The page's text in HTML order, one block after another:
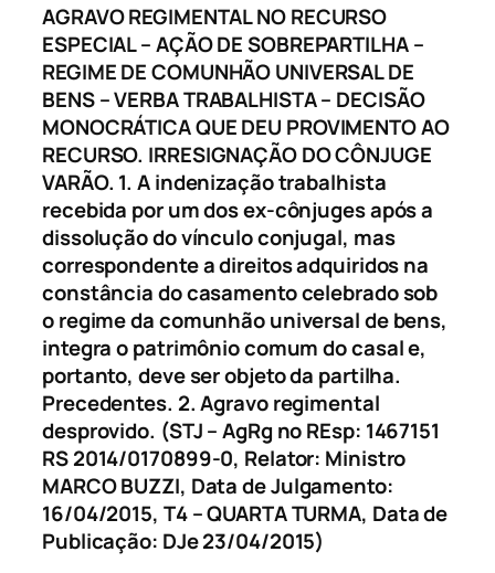
AGRAVO REGIMENTAL NO RECURSO
ESPECIAL – AÇÃO DE SOBREPARTILHA –
REGIME DE COMUNHÃO UNIVERSAL DE
BENS – VERBA TRABALHISTA – DECISÃO
MONOCRÁTICA QUE DEU PROVIMENTO AO
RECURSO. IRRESIGNAÇÃO DO CÔNJUGE
VARÃO. 1. A indenização trabalhista
recebida por um dos ex-cônjuges após a
dissolução do vínculo conjugal, mas
correspondente a direitos adquiridos na
constância do casamento celebrado sob
o regime da comunhão universal de bens,
integra o patrimônio comum do casal e,
portanto, deve ser objeto da partilha.
Precedentes. 2. Agravo regimental
desprovido. (STJ – AgRg no REsp: 1467151
RS 2014/0170899-0, Relator: Ministro
MARCO BUZZI, Data de Julgamento:
16/04/2015, T4 – QUARTA TURMA, Data de
Publicação: DJe 23/04/2015)